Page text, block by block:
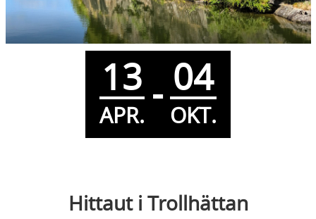
13
APR. - 04
OKT.
Hittaut i Trollhättan